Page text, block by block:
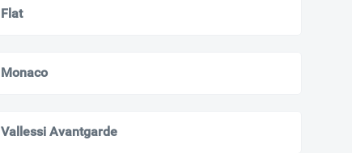
Flat
Monaco
Vallessi Avantgarde